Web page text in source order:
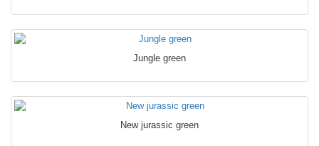
Jungle green
New jurassic green